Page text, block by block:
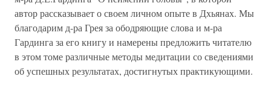
автор рассказывает о своем личном опыте в Дхьянах. Мы
благодарим д-ра Грея за ободряющие слова и м-ра
Гардинга за его книгу и намерены предложить читателю
в этом томе различные методы медитации со сведениями
об успешных результатах, достигнутых практикующими.